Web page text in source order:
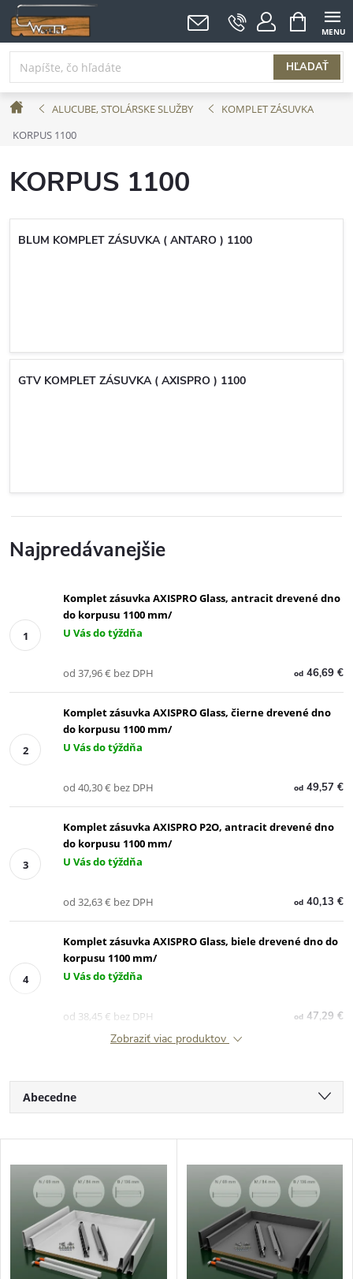
Prejsť
na
obsah
HĽADAŤ
NÁKUPNÝ
KOŠÍK
DomovALUCUBE, STOLÁRSKE SLUŽBY
KOMPLET ZÁSUVKA
KORPUS 1100
KORPUS 1100
BLUM KOMPLET ZÁSUVKA ( ANTARO ) 1100
GTV KOMPLET ZÁSUVKA ( AXISPRO ) 1100
Najpredávanejšie
Komplet zásuvka AXISPRO Glass, antracit drevené dno
do korpusu 1100 mm/
U Vás do týždňa
od46,69 €
od 37,96 € bez DPH
Komplet zásuvka AXISPRO Glass, čierne drevené dno
do korpusu 1100 mm/
U Vás do týždňa
od49,57 €
od 40,30 € bez DPH
Komplet zásuvka AXISPRO P2O, antracit drevené dno
do korpusu 1100 mm/
U Vás do týždňa
od40,13 €
od 32,63 € bez DPH
Komplet zásuvka AXISPRO Glass, biele drevené dno do
korpusu 1100 mm/
U Vás do týždňa
od47,29 €
od 38,45 € bez DPH
Zobraziť viac produktov
R
a
d
e
n
Abecedne
Najpredávanejšie
V
ý
p